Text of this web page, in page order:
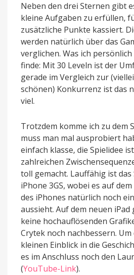
Neben den drei Sternen gibt
kleine Aufgaben zu erfüllen,
zusätzliche Punkte kassiert.
werden natürlich über das
verglichen. Was ich persönlich
finde: Mit 30 Leveln ist der
gerade im Vergleich zur
schönen) Konkurrenz ist das
viel.
Trotzdem komme ich zu dem
muss man mal ausprobiert
einfach klasse, die Spielidee
zahlreichen
toll gemacht. Lauffähig ist das
iPhone 3GS, wobei es auf
des iPhones natürlich noch
aussieht. Auf dem neuen
keine hochauflösenden
Crytek noch nachbessern. Um
kleinen Einblick in die
es im Anschluss noch den
(YouTube-Link).